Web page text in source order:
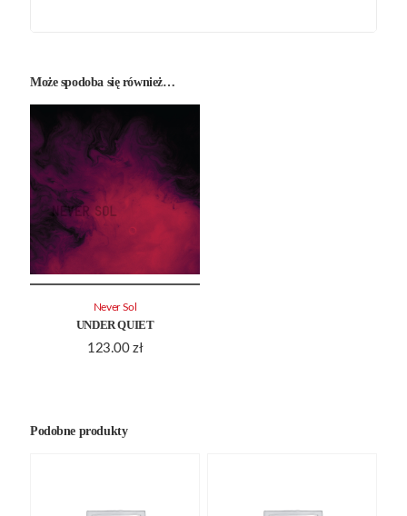
Może spodoba się również…
UNDER QUIET
123.00 zł
Never Sol
Podobne produkty